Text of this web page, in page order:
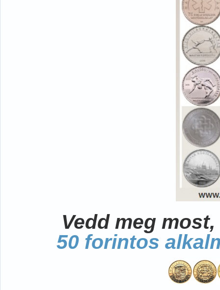
Vedd meg
50 forintos